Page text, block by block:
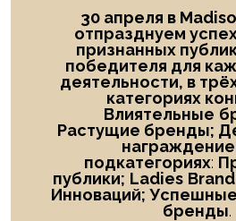
30 апреля в
отпразднуем
признанных
победителя для
деятельности, в
категориях
Влиятельные
Растущие бренды;
подкатегориях:
публики; Ladies Brand
Инноваций;
бренды.